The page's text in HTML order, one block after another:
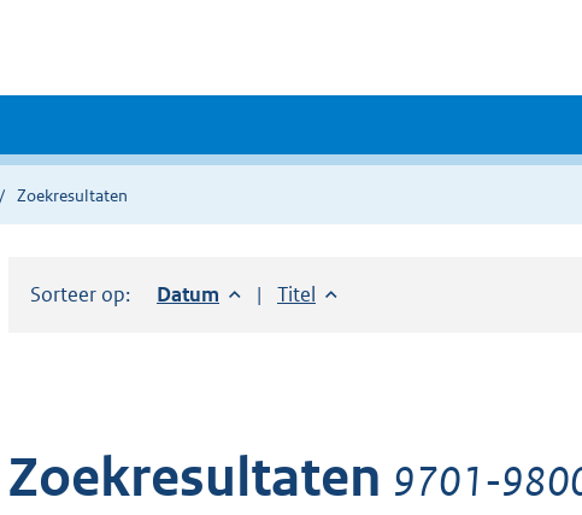
Zoekresultaten
Sorteer op: Sorteer op:
Datum aflopendSorteer op:
Titel oplopend
Zoekresultaten 9701-